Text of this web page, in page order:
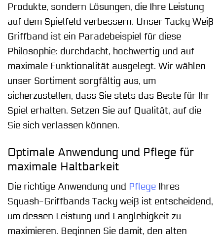
Produkte, sondern Lösungen, die Ihre Leistung
auf dem Spielfeld verbessern. Unser Tacky Weiß
Griffband ist ein Paradebeispiel für diese
Philosophie: durchdacht, hochwertig und auf
maximale Funktionalität ausgelegt. Wir wählen
unser Sortiment sorgfältig aus, um
sicherzustellen, dass Sie stets das Beste für Ihr
Spiel erhalten. Setzen Sie auf Qualität, auf die
Sie sich verlassen können.
Optimale Anwendung und Pflege für
maximale Haltbarkeit
Die richtige Anwendung und Pflege Ihres
Squash-Griffbands Tacky weiß ist entscheidend,
um dessen Leistung und Langlebigkeit zu
maximieren. Beginnen Sie damit, den alten